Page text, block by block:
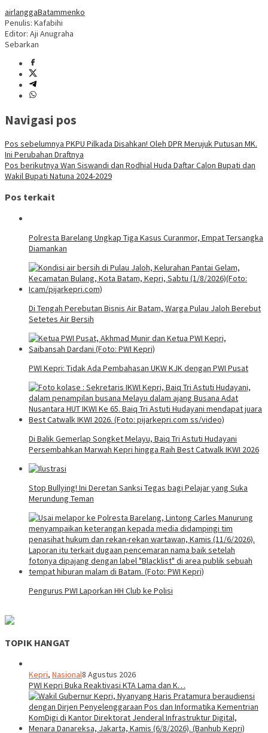
airlanggaBatammenko
Penulis: Kafabihi
Editor: Aji Anugraha
Sebarkan
Navigasi pos
Pos sebelumnya PKPU Pilkada Disahkan! Oleh DPR Merujuk Putusan MK.
Ini Perubahan Draftnya
Pos berikutnya Wan Siswandi dan Rodhial Huda Daftar Calon Bupati dan
Wakil Bupati Natuna 2024-2029
Pos terkait
Polresta Barelang Ungkap Tiga Kasus Curanmor, Empat Tersangka
Diamankan
Di Tengah Perebutan Bisnis Air Batam, Warga Pulau Jaloh Berebut
Setetes Air Bersih
PWI Kepri: Tidak Ada Pembahasan UKW KJK dengan PWI Pusat
Di Balik Gemerlap Songket Melayu, Baiq Tri Astuti Hudayani
Persembahkan Marwah Kepri hingga Raih Best Catwalk IKWI 2026
Stop Bullying! Ini Deretan Sanksi Tegas bagi Pelajar yang Suka
Merundung Teman
Pengurus PWI Laporkan HH Club ke Polisi
TOPIK HANGAT
Kepri, Nasional8 Agustus 2026
PWI Kepri Buka Reaktivasi KTA Lama dan K…